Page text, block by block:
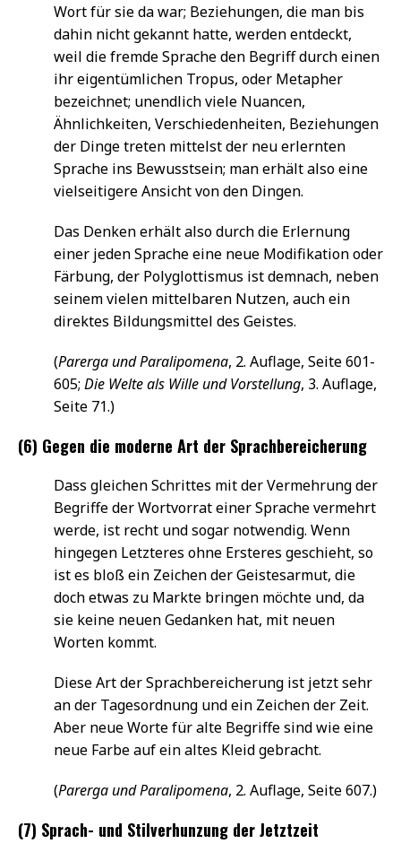
Wort für sie da war; Beziehungen, die man bis
dahin nicht gekannt hatte, werden entdeckt,
weil die fremde Sprache den Begriff durch einen
ihr eigentümlichen Tropus, oder Metapher
bezeichnet; unendlich viele Nuancen,
Ähnlichkeiten, Verschiedenheiten, Beziehungen
der Dinge treten mittelst der neu erlernten
Sprache ins Bewusstsein; man erhält also eine
vielseitigere Ansicht von den Dingen.
Das Denken erhält also durch die Erlernung
einer jeden Sprache eine neue Modifikation oder
Färbung, der Polyglottismus ist demnach, neben
seinem vielen mittelbaren Nutzen, auch ein
direktes Bildungsmittel des Geistes.
(Parerga und Paralipomena, 2. Auflage, Seite 601-
605; Die Welte als Wille und Vorstellung, 3. Auflage,
Seite 71.)
(6) Gegen die moderne Art der Sprachbereicherung
Dass gleichen Schrittes mit der Vermehrung der
Begriffe der Wortvorrat einer Sprache vermehrt
werde, ist recht und sogar notwendig. Wenn
hingegen Letzteres ohne Ersteres geschieht, so
ist es bloß ein Zeichen der Geistesarmut, die
doch etwas zu Markte bringen möchte und, da
sie keine neuen Gedanken hat, mit neuen
Worten kommt.
Diese Art der Sprachbereicherung ist jetzt sehr
an der Tagesordnung und ein Zeichen der Zeit.
Aber neue Worte für alte Begriffe sind wie eine
neue Farbe auf ein altes Kleid gebracht.
(Parerga und Paralipomena, 2. Auflage, Seite 607.)
(7) Sprach- und Stilverhunzung der Jetztzeit